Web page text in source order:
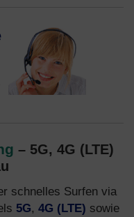
– 5G, 4G (LTE)
schnelles Surfen via
5G, 4G (LTE) sowie